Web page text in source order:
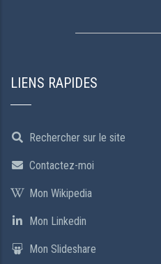
LIENS RAPIDES
Rechercher sur le site
Contactez-moi
Mon Wikipedia
Mon Linkedin
Mon Slideshare